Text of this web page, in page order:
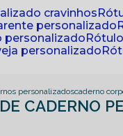
cravinhos
personalizado
personalizado
personalizado
personalizadoscaderno
CADERNO